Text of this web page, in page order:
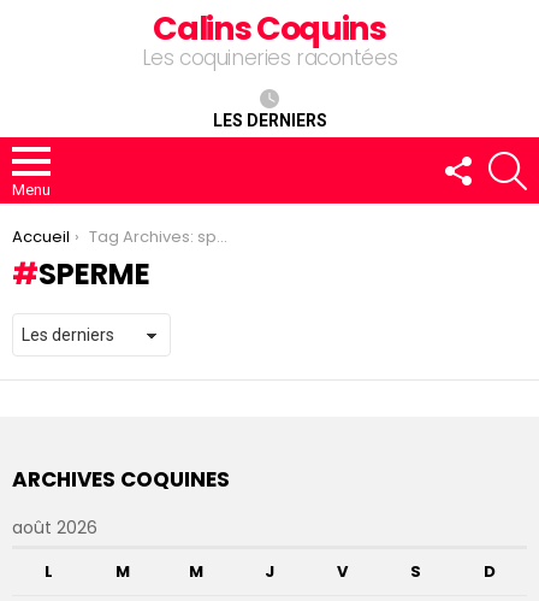
Calins Coquins
Les coquineries racontées
LES DERNIERS
Menu
FOLLOW
US
You are here:
Accueil Tag Archives: sperme
SPERME
ARCHIVES COQUINES
août 2026
L M M J V S D